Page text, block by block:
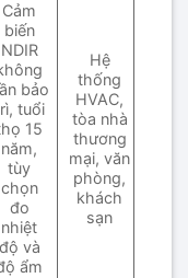
Cảm
biến
NDIR
bảo
tuổi
15
năm,
tùy
chọn
đo
nhiệt
độ và
ẩm
Hệ
thống
HVAC,
tòa nhà
thương
mại, văn
phòng,
khách
sạn